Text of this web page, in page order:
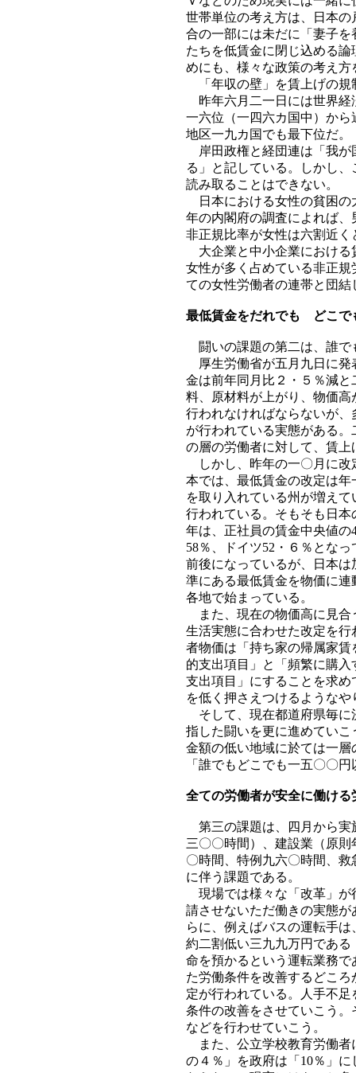
世帯単位の考え方は、日本
合の一部には未だに「妻子
たちを低賃金に閉じ込める
めにも、様々な政策の考え
「年収の壁」を賃上げの規
昨年六月二一日には世界経
一六位（一四六カ国中）か
地区一九カ国でも最下位だ。
岸田政権と経団連は「我が
る」と記している。しかし
読み取ることはできない。
日本における女性の貧困の
年の内閣府の調査によれば
非正規比率が女性は六割近く
大企業と中小企業における
女性が多く占めている非正
ての女性労働者の連帯と団
最低賃金をだれでも どこで
闘いの課題の第二は、誰で
厚生労働省が五月九日に発
金は前年同月比２・５％減
料、原材料が上がり、物価
行われなければならないが
が行われている実態がある
の層の労働者に対して、賃
しかし、昨年の一〇月に改
本では、最低賃金の改定は
を取り入れている州が増え
行われている。そもそも日
年は、正社員の賃金中央値
58％、ドイツ52・６％とな
前後になっているが、日本
準にある最低賃金を物価に
各地で始まっている。
また、現在の物価高に見合
生活実態に合わせた改定を
者物価は「持ち家の帰属家
的支出項目」と「頻繁に購
支出項目」にすることを求
を低く押さえつけるような
そして、現在都道府県毎に
指した闘いを更に進めてい
金額の低い地域に於ては一
「誰でもどこでも一五〇〇
全ての労働者が安全に働ける
第三の課題は、四月から実
三〇〇時間）、建設業（原
〇時間、特例九六〇時間、
に伴う課題である。
現場では様々な「改革」が
請させないただ働きの実態
らに、例えばバスの運転手
約二割低い三九九万円であ
命を預かるという運転業務
た労働条件を改善するどこ
定が行われている。人手不
条件の改善をさせていこう
などを行わせていこう。
また、公立学校教育労働者
の４％」を政府は「10％」